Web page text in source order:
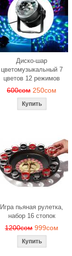
Диско-шар
цветомузыкальный 7
цветов 12 режимов
600сом 250сом
Игра пьяная рулетка,
набор 16 стопок
1200сом 999сом